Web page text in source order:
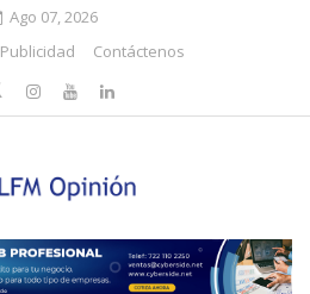
Ago 07, 2026
Publicidad Contáctenos